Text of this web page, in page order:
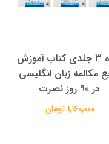
دوره 3 جلدی کتاب آموزش
مکالمه زبان انگلیسی
در 90 روز نصرت
1,160,000 تومان